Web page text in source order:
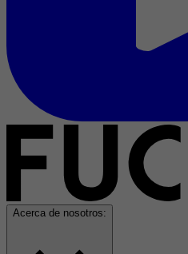
Acerca de nosotros: